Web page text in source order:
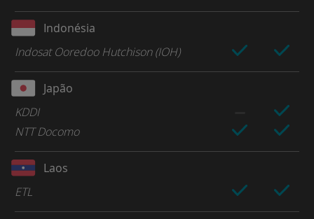
Indonésia
Indosat Ooredoo Hutchison (IOH)
Japão
KDDI
NTT Docomo
Laos
ETL